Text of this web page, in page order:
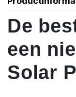
De
een
Solar